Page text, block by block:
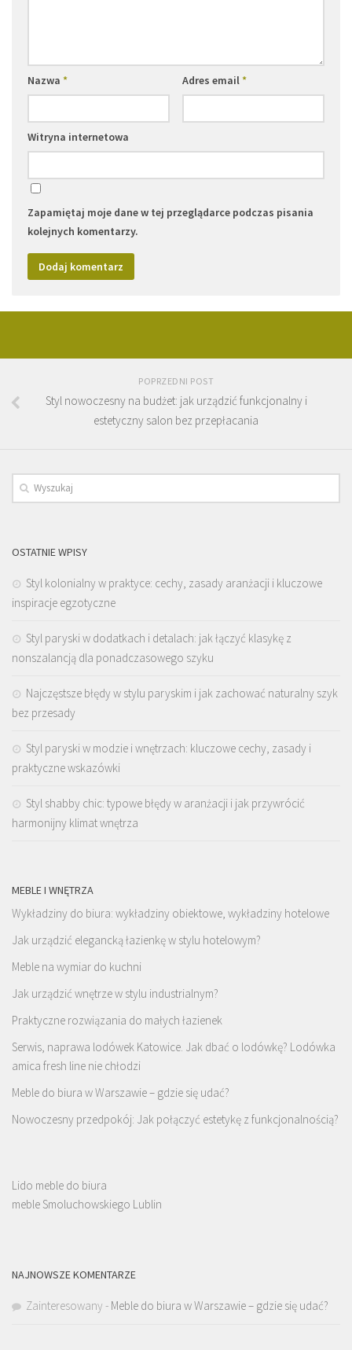
Nazwa * Adres email*
Witryna internetowa
Zapamiętaj moje dane w tej przeglądarce podczas pisania
kolejnych komentarzy.
POPRZEDNI POST
Styl nowoczesny na budżet: jak urządzić funkcjonalny i
estetyczny salon bez przepłacania
OSTATNIE WPISY
Styl kolonialny w praktyce: cechy, zasady aranżacji i kluczowe
inspiracje egzotyczne
Styl paryski w dodatkach i detalach: jak łączyć klasykę z
nonszalancją dla ponadczasowego szyku
Najczęstsze błędy w stylu paryskim i jak zachować naturalny szyk
bez przesady
Styl paryski w modzie i wnętrzach: kluczowe cechy, zasady i
praktyczne wskazówki
Styl shabby chic: typowe błędy w aranżacji i jak przywrócić
harmonijny klimat wnętrza
MEBLE I WNĘTRZA
Wykładziny do biura: wykładziny obiektowe, wykładziny hotelowe
Jak urządzić elegancką łazienkę w stylu hotelowym?
Meble na wymiar do kuchni
Jak urządzić wnętrze w stylu industrialnym?
Praktyczne rozwiązania do małych łazienek
Serwis, naprawa lodówek Katowice. Jak dbać o lodówkę? Lodówka
amica fresh line nie chłodzi
Meble do biura w Warszawie – gdzie się udać?
Nowoczesny przedpokój: Jak połączyć estetykę z funkcjonalnością?
Lido meble do biura
meble Smoluchowskiego Lublin
NAJNOWSZE KOMENTARZE
Zainteresowany - Meble do biura w Warszawie – gdzie się udać?